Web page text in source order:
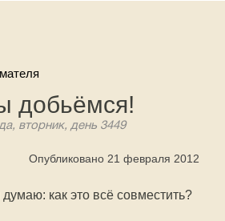
добьёмся!
вторник, день 3449
Опубликовано 21 февраля 2012
как это всё совместить?